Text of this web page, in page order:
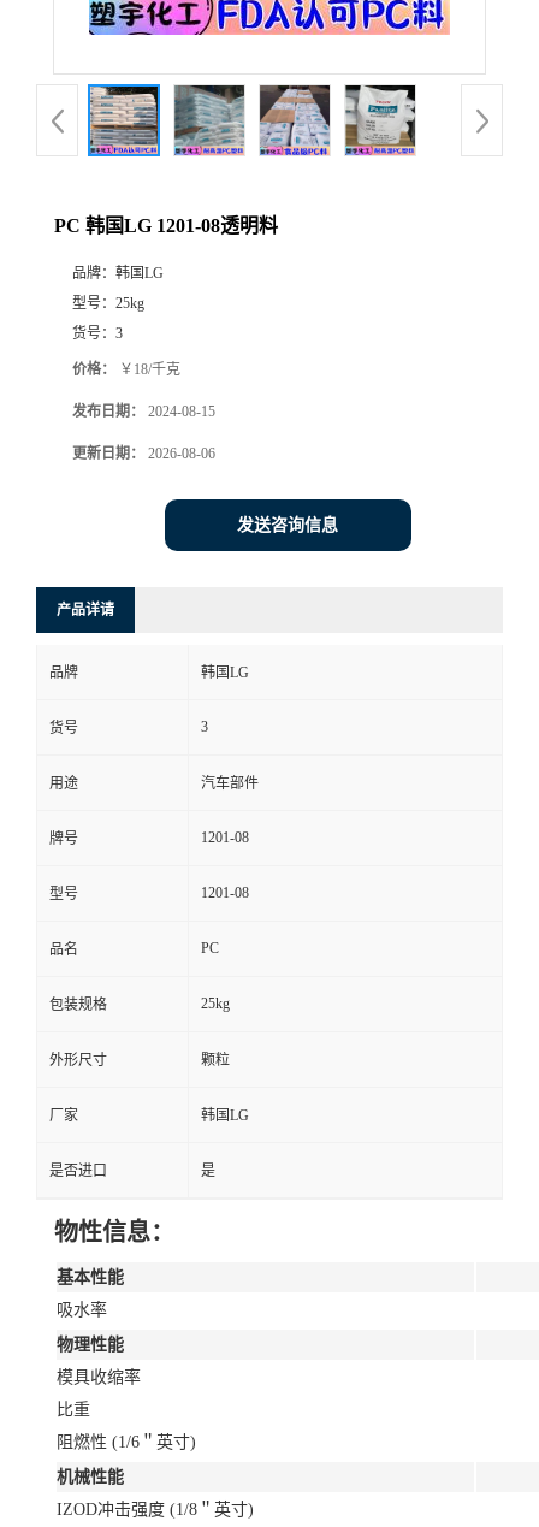
PC 韩国LG 1201-08透明料
品牌： 韩国LG
型号： 25kg
货号： 3
价格： ￥18/千克
发布日期： 2024-08-15
更新日期： 2026-08-06
发送咨询信息
产品详请
品牌 韩国LG
货号 3
用途 汽车部件
牌号 1201-08
型号 1201-08
品名 PC
包装规格 25kg
外形尺寸 颗粒
厂家 韩国LG
是否进口 是
物性信息：
基本性能
吸水率
物理性能
模具收缩率
比重
阻燃性 (1/6＂英寸)
机械性能
IZOD冲击强度 (1/8＂英寸)